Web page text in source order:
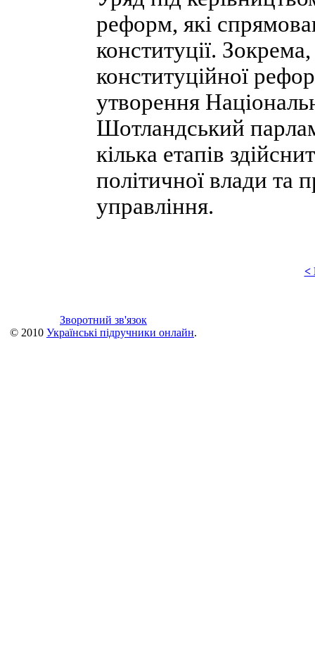
реформ, які
конституції.
конституційної
утворення
Шотландський
кілька етапів
політичної влади та
управління.
<
Зворотний зв'язок
© 2010 Українські підручники онлайн.